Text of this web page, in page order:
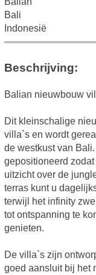
Bali
Indonesië
Beschrijving:
Balian nieuwbouw
Dit kleinschalige
villa`s en wordt
de westkust van
gepositioneerd
uitzicht over de
terras kunt u
terwijl het infinity
tot ontspanning te
genieten.
De villa`s zijn
goed aansluit bij het